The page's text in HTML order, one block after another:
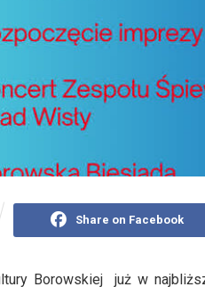
Share on Facebook
Borowskiej już w